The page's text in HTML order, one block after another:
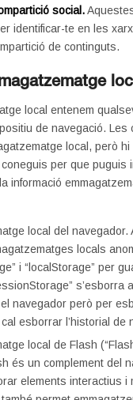
social.
identificar-te en les
de continguts.
local entenem
de navegació. Les
local, però hi
per que puguis
informació
local del
locals
i “localStorage” per
s’esborra
navegador però per
cal esborrar l’historial de
local de Flash
és un complement del
elements interactius i